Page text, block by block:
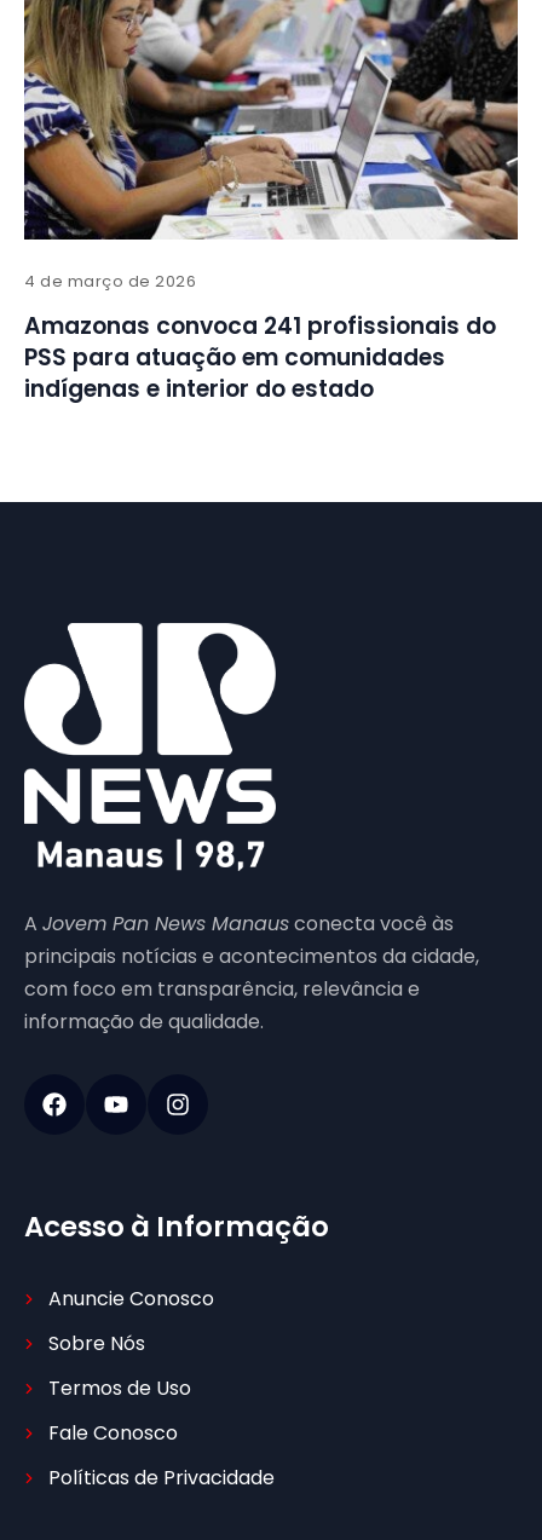
4 de março de 2026
Amazonas convoca 241 profissionais do
PSS para atuação em comunidades
indígenas e interior do estado
A Jovem Pan News Manausconecta você às
principais notícias e acontecimentos da cidade,
com foco em transparência, relevância e
informação de qualidade.
Acesso à Informação
Anuncie Conosco
Sobre Nós
Termos de Uso
Fale Conosco
Políticas de Privacidade